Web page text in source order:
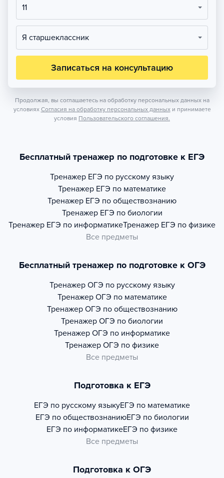
11
Я старшеклассник
Записаться на консультацию
Продолжая, вы соглашаетесь на обработку персональных данных на
условиях Согласия на обработку персональных данных и принимаете
условия Пользовательского соглашения.
Бесплатный тренажер по подготовке к ЕГЭ
Тренажер ЕГЭ по русскому языку
Тренажер ЕГЭ по математике
Тренажер ЕГЭ по обществознанию
Тренажер ЕГЭ по биологии
Тренажер ЕГЭ по информатикеТренажер ЕГЭ по физике
Все предметы
Бесплатный тренажер по подготовке к ОГЭ
Тренажер ОГЭ по русскому языку
Тренажер ОГЭ по математике
Тренажер ОГЭ по обществознанию
Тренажер ОГЭ по биологии
Тренажер ОГЭ по информатике
Тренажер ОГЭ по физике
Все предметы
Подготовка к ЕГЭ
ЕГЭ по русскому языкуЕГЭ по математике
ЕГЭ по обществознаниюЕГЭ по биологии
ЕГЭ по информатикеЕГЭ по физике
Все предметы
Подготовка к ОГЭ